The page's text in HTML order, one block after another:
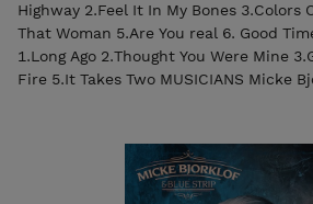
Highway 2.Feel It In My Bones 3.Colors
That Woman 5.Are You real 6. Good Times Somehow SIDE B
1.Long Ago 2.Thought You Were Mine 3.Get Out 4.Into The
Fire 5.It Takes Two MUSICIANS Micke
Vuorela - Drums Seppo Nuolikoski -
Timo Roiko-Jokela - Percussion,
Backing Vocals Veera Railio - Backing